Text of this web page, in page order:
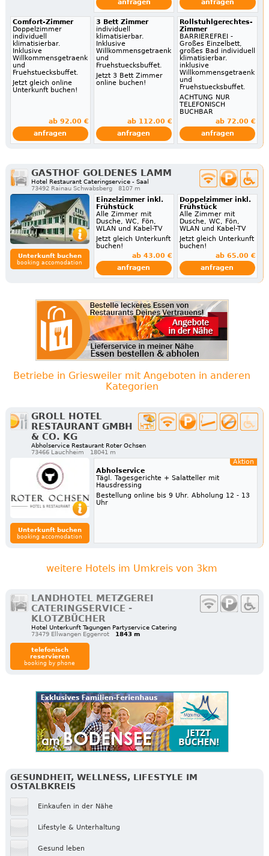
anfragen
anfragen
Comfort-Zimmer
Doppelzimmer
individuell
klimatisierbar.
Inklusive
Willkommensgetraenk
und
Fruehstuecksbuffet.
Jetzt gleich online
Unterkunft buchen!
ab 92.00 €
anfragen
3 Bett Zimmer
individuell
klimatisierbar.
Inklusive
Willkommensgetraenk
und
Fruehstuecksbuffet.
Jetzt 3 Bett Zimmer
online buchen!
ab 112.00 €
anfragen
Rollstuhlgerechtes-
Zimmer
BARRIEREFREI -
Großes Einzelbett,
großes Bad individuell
klimatisierbar.
inklusive
Willkommensgetraenk
und
Fruehstuecksbuffet.
ACHTUNG NUR
TELEFONISCH
BUCHBAR
ab 72.00 €
anfragen
GASTHOF GOLDENES LAMM
Hotel Restaurant Cateringservice - Saal
73492 Rainau Schwabsberg
8107 m
Unterkunft buchen
booking accomodation
Einzelzimmer inkl.
Frühstück
Alle Zimmer mit
Dusche, WC, Fön,
WLAN und Kabel-TV
Jetzt gleich Unterkunft
buchen!
ab 43.00 €
anfragen
Doppelzimmer inkl.
Frühstück
Alle Zimmer mit
Dusche, WC, Fön,
WLAN und Kabel-TV
Jetzt gleich Unterkunft
buchen!
ab 65.00 €
anfragen
Betriebe in Griesweiler mit Angeboten in anderen
Kategorien
GROLL HOTEL
RESTAURANT GMBH
& CO. KG
Abholservice Restaurant Roter Ochsen
73466 Lauchheim
18041 m
Unterkunft buchen
booking accomodation
Aktion
Abholservice
Tägl. Tagesgerichte + Salatteller mit
Hausdressing
Bestellung online bis 9 Uhr. Abholung 12 - 13
Uhr
weitere Hotels im Umkreis von 3km
LANDHOTEL METZGEREI
CATERINGSERVICE -
KLOTZBÜCHER
Hotel Unterkunft Tagungen Partyservice Catering
73479 Ellwangen Eggenrot
1843 m
telefonisch
reservieren
booking by phone
GESUNDHEIT, WELLNESS, LIFESTYLE IM
OSTALBKREIS
Einkaufen in der Nähe
Lifestyle & Unterhaltung
Gesund leben